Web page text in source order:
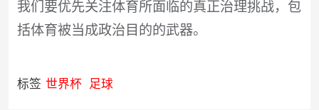
我们要优先关注体育所面临的真正治理挑战，包
括体育被当成政治目的的武器。
标签 世界杯 足球